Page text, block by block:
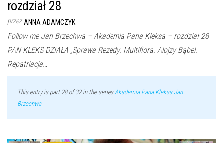
rozdział 28
przez ANNA ADAMCZYK
Follow me Jan Brzechwa – Akademia Pana Kleksa – rozdział 28
PAN KLEKS DZIAŁA „Sprawa Rezedy. Multiflora. Alojzy Bąbel.
Repatriacja…
This entry is part 28 of 32 in the series Akademia Pana Kleksa Jan
Brzechwa